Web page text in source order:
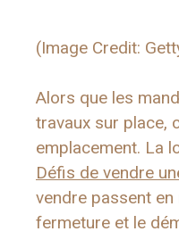
(Image Credit:
Alors que les
travaux sur place,
emplacement. La
Défis de vendre
vendre passent
fermeture et le